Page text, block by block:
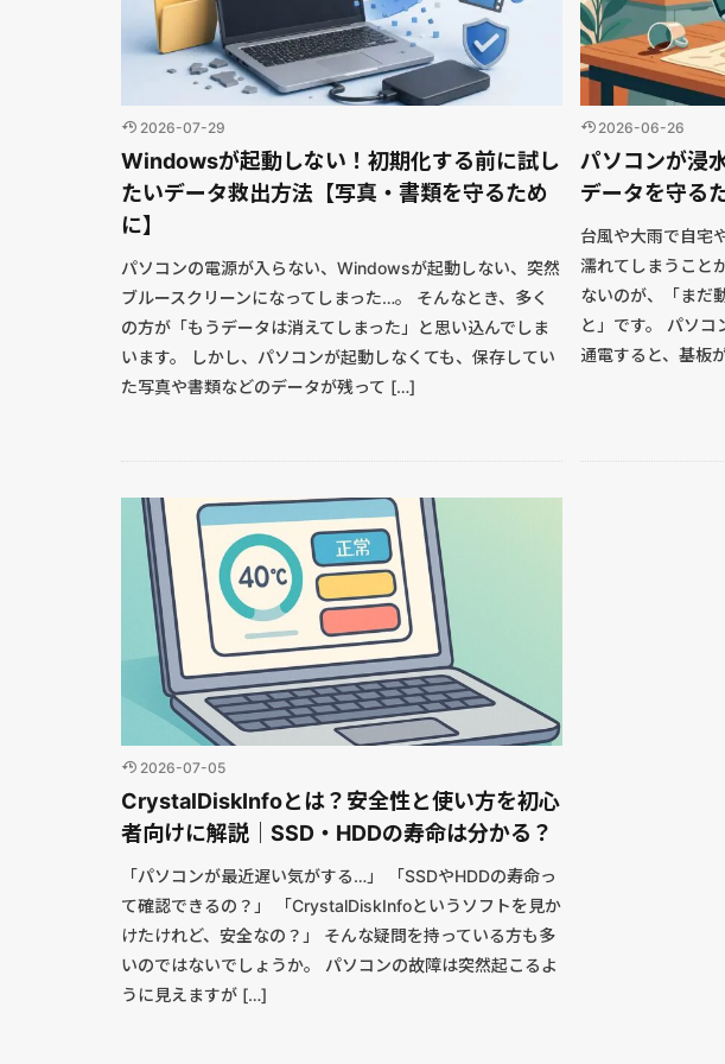
2026-07-29
Windowsが起動しない！初期化する前に試し
たいデータ救出方法【写真・書類を守るため
に】
パソコンの電源が入らない、Windowsが起動しない、突然
ブルースクリーンになってしまった…。 そんなとき、多く
の方が「もうデータは消えてしまった」と思い込んでしま
います。 しかし、パソコンが起動しなくても、保存してい
た写真や書類などのデータが残って […]
2026-06-26
パソコンが浸
データを守る
台風や大雨で自宅
濡れてしまうこと
ないのが、「まだ
と」です。 パソコ
通電すると、基板
2026-07-05
CrystalDiskInfoとは？安全性と使い方を初心
者向けに解説｜SSD・HDDの寿命は分かる？
「パソコンが最近遅い気がする…」 「SSDやHDDの寿命っ
て確認できるの？」 「CrystalDiskInfoというソフトを見か
けたけれど、安全なの？」 そんな疑問を持っている方も多
いのではないでしょうか。 パソコンの故障は突然起こるよ
うに見えますが […]